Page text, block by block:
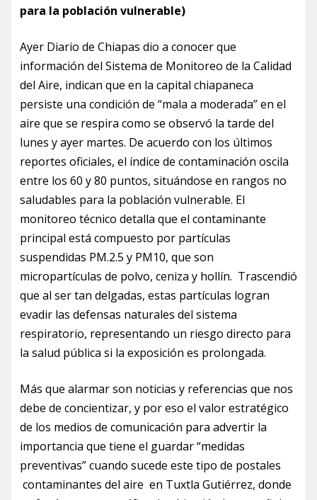
para la población vulnerable)
Ayer Diario de Chiapas dio a conocer que
información del Sistema de Monitoreo de la Calidad
del Aire, indican que en la capital chiapaneca
persiste una condición de “mala a moderada” en el
aire que se respira como se observó la tarde del
lunes y ayer martes. De acuerdo con los últimos
reportes oficiales, el índice de contaminación oscila
entre los 60 y 80 puntos, situándose en rangos no
saludables para la población vulnerable. El
monitoreo técnico detalla que el contaminante
principal está compuesto por partículas
suspendidas PM.2.5 y PM10, que son
micropartículas de polvo, ceniza y hollín. Trascendió
que al ser tan delgadas, estas partículas logran
evadir las defensas naturales del sistema
respiratorio, representando un riesgo directo para
la salud pública si la exposición es prolongada.
Más que alarmar son noticias y referencias que nos
debe de concientizar, y por eso el valor estratégico
de los medios de comunicación para advertir la
importancia que tiene el guardar “medidas
preventivas” cuando sucede este tipo de postales
contaminantes del aire en Tuxtla Gutiérrez, donde